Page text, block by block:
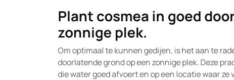
Plant cosmea in goed
zonnige plek.
Om optimaal te kunnen gedijen, is het aan te
doorlatende grond op een zonnige plek. Deze
die water goed afvoert en op een locatie waar